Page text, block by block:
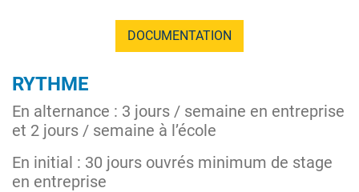
DOCUMENTATION
RYTHME
En alternance : 3 jours / semaine en entreprise
et 2 jours / semaine à l’école
En initial : 30 jours ouvrés minimum de stage
en entreprise